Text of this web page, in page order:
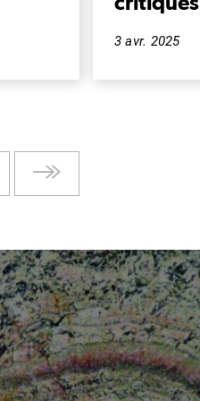
3 avr. 2025
Dernière
page